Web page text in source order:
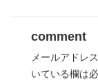
comment
メールアドレ
いている欄は